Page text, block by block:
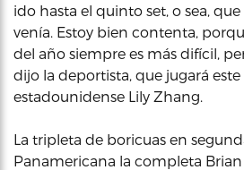
ido hasta el quinto set, o sea,
venía. Estoy bien contenta,
del año siempre es más difícil,
dijo la deportista, que jugará
estadounidense Lily Zhang.
La tripleta de boricuas en
Panamericana la completa Brian